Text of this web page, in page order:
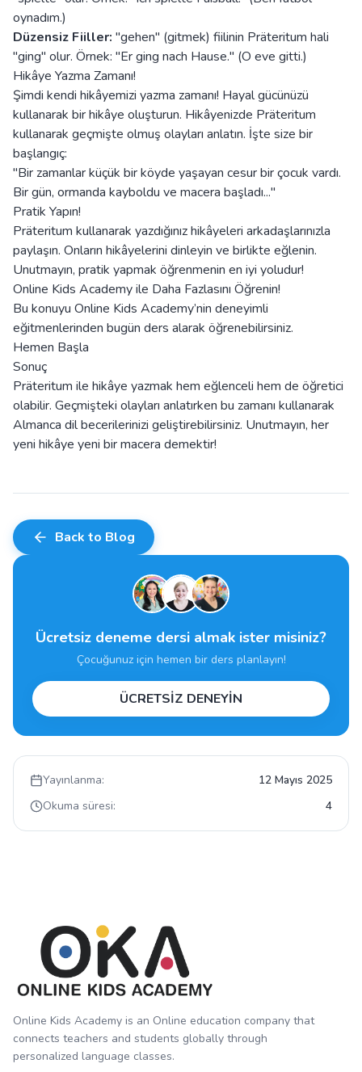
oynadım.)
Düzensiz Fiiller: "gehen" (gitmek) fiilinin Präteritum hali
"ging" olur. Örnek: "Er ging nach Hause." (O eve gitti.)
Hikâye Yazma Zamanı!
Şimdi kendi hikâyemizi yazma zamanı! Hayal gücünüzü
kullanarak bir hikâye oluşturun. Hikâyenizde Präteritum
kullanarak geçmişte olmuş olayları anlatın. İşte size bir
başlangıç:
"Bir zamanlar küçük bir köyde yaşayan cesur bir çocuk vardı.
Bir gün, ormanda kayboldu ve macera başladı..."
Pratik Yapın!
Präteritum kullanarak yazdığınız hikâyeleri arkadaşlarınızla
paylaşın. Onların hikâyelerini dinleyin ve birlikte eğlenin.
Unutmayın, pratik yapmak öğrenmenin en iyi yoludur!
Online Kids Academy ile Daha Fazlasını Öğrenin!
Bu konuyu Online Kids Academy’nin deneyimli
eğitmenlerinden bugün ders alarak öğrenebilirsiniz.
Hemen Başla
Sonuç
Präteritum ile hikâye yazmak hem eğlenceli hem de öğretici
olabilir. Geçmişteki olayları anlatırken bu zamanı kullanarak
Almanca dil becerilerinizi geliştirebilirsiniz. Unutmayın, her
yeni hikâye yeni bir macera demektir!
Back to Blog
Ücretsiz deneme dersi almak ister misiniz?
Çocuğunuz için hemen bir ders planlayın!
ÜCRETSİZ DENEYİN
Yayınlanma:
12 Mayıs 2025
Okuma süresi:
4
Online Kids Academy is an Online education company that
connects teachers and students globally through
personalized language classes.